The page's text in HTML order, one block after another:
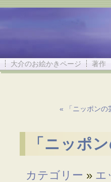
大介のお絵かきページ 著作
« 「ニッポンの
「ニッポ
カテゴリー » エ